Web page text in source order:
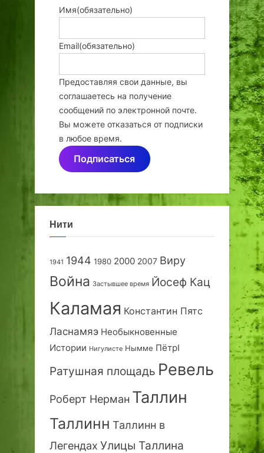
Имя(обязательно)
Email(обязательно)
Предоставляя свои данные, вы
соглашаетесь на получение
сообщений по электронной почте.
Вы можете отказаться от подписки
в любое время.
Подписаться
Нити
1941 1944 1980 2000 2007 Виру
Война Застывшее время Йосеф Кац
Каламая Константин Пятс
Ласнамяэ Необыкновенные
Истории Нигулисте Нымме ПётрI
Ратушная площадь Ревель
Роберт Нерман Таллин
Таллинн Таллинн в
Легендах Улицы Таллина